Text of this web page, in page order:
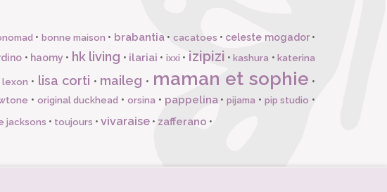
• bonne maison • brabantia• cacatoes • celeste mogador•
• haomy • hk living • ilariai • ixxi • izipizi •kashura •katerina
lexon • lisa corti • maileg • maman et sophie •
• original duckhead • orsina • pappelina•pijama • pip studio •
jacksons • toujours • vivaraise • zafferano •